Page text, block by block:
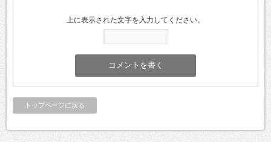
上に表示された文字を入力してください。
トップページに戻る